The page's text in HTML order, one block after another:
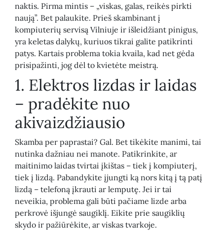
naktis. Pirma mintis – „viskas, galas, reikės pirkti
naują”. Bet palaukite. Prieš skambinant į
kompiuterių servisą Vilniuje ir išleidžiant pinigus,
yra keletas dalykų, kuriuos tikrai galite patikrinti
patys. Kartais problema tokia kvaila, kad net gėda
prisipažinti, jog dėl to kvietėte meistrą.
1. Elektros lizdas ir laidas
– pradėkite nuo
akivaizdžiausio
Skamba per paprastai? Gal. Bet tikėkite manimi, tai
nutinka dažniau nei manote. Patikrinkite, ar
maitinimo laidas tvirtai įkištas – tiek į kompiuterį,
tiek į lizdą. Pabandykite įjungti ką nors kitą į tą patį
lizdą – telefoną įkrauti ar lemputę. Jei ir tai
neveikia, problema gali būti pačiame lizde arba
perkrovė išjungė saugiklį. Eikite prie saugiklių
skydo ir pažiūrėkite, ar viskas tvarkoje.